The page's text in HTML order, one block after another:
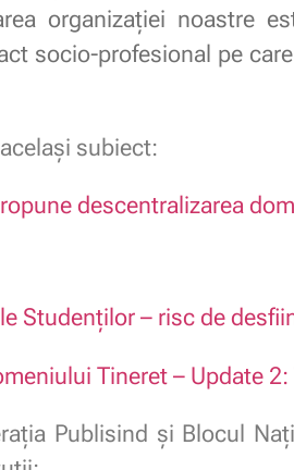
organizației noastre
socio-profesional pe
subiect:
descentralizarea
Studenților – risc de
Tineret – Update
Publisind și Blocul